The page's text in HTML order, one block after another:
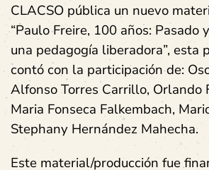
CLACSO pública un nuevo
“Paulo Freire, 100 años: Pasado
una pedagogía liberadora”, esta
contó con la participación de:
Alfonso Torres Carrillo, Orlando
Maria Fonseca Falkembach,
Stephany Hernández Mahecha.
Este material/producción fue